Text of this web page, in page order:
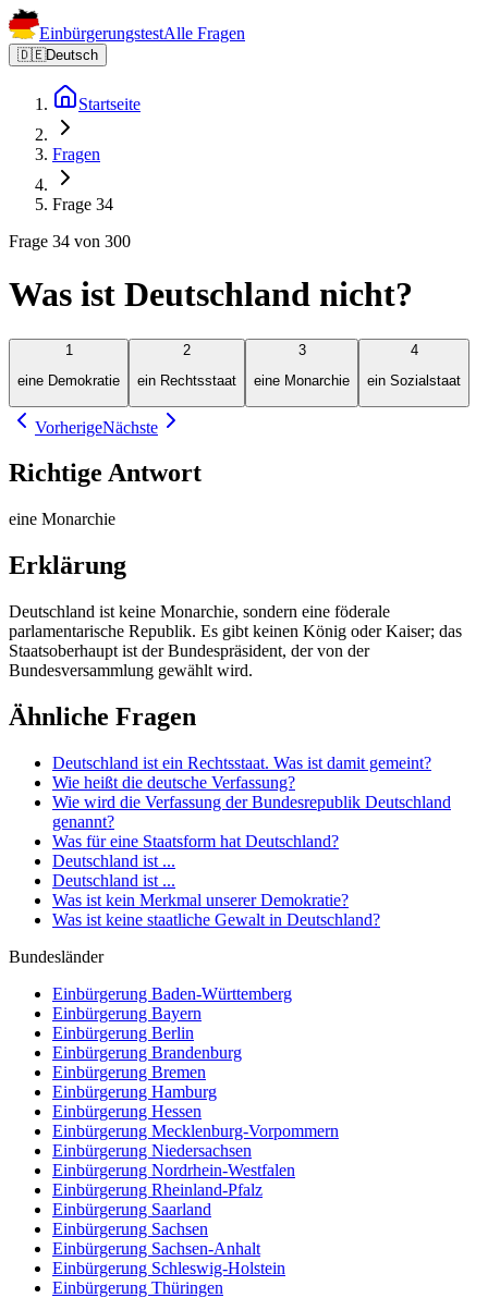
EinbürgerungstestAlle Fragen
🇩🇪Deutsch
Startseite
Fragen
Frage 34
Frage 34 von 300
Was ist Deutschland nicht?
1
eine Demokratie
2
ein Rechtsstaat
3
eine Monarchie
4
ein Sozialstaat
VorherigeNächste
Richtige Antwort
eine Monarchie
Erklärung
Deutschland ist keine Monarchie, sondern eine föderale
parlamentarische Republik. Es gibt keinen König oder Kaiser; das
Staatsoberhaupt ist der Bundespräsident, der von der
Bundesversammlung gewählt wird.
Ähnliche Fragen
Deutschland ist ein Rechtsstaat. Was ist damit gemeint?
Wie heißt die deutsche Verfassung?
Wie wird die Verfassung der Bundesrepublik Deutschland
genannt?
Was für eine Staatsform hat Deutschland?
Deutschland ist ...
Deutschland ist ...
Was ist kein Merkmal unserer Demokratie?
Was ist keine staatliche Gewalt in Deutschland?
Bundesländer
Einbürgerung Baden-Württemberg
Einbürgerung Bayern
Einbürgerung Berlin
Einbürgerung Brandenburg
Einbürgerung Bremen
Einbürgerung Hamburg
Einbürgerung Hessen
Einbürgerung Mecklenburg-Vorpommern
Einbürgerung Niedersachsen
Einbürgerung Nordrhein-Westfalen
Einbürgerung Rheinland-Pfalz
Einbürgerung Saarland
Einbürgerung Sachsen
Einbürgerung Sachsen-Anhalt
Einbürgerung Schleswig-Holstein
Einbürgerung Thüringen